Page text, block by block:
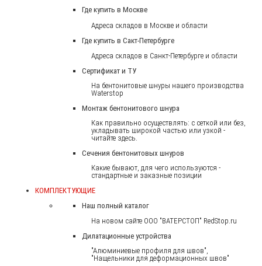
Где купить в Москве
Адреса складов в Москве и области
Где купить в Сакт-Петербурге
Адреса складов в Санкт-Петербурге и области
Сертификат и ТУ
На бентонитовые шнуры нашего производства
Waterstop
Монтаж бентонитового шнура
Как правильно осуществлять: с сеткой или без,
укладывать широкой частью или узкой -
читайте здесь.
Сечения бентонитовых шнуров
Какие бывают, для чего используются -
стандартные и заказные позиции
КОМПЛЕКТУЮЩИЕ
Наш полный каталог
На новом сайте ООО "ВАТЕРСТОП" RedStop.ru
Дилатационные устройства
"Алюминиевые профиля для швов",
"Нащельники для деформационных швов"